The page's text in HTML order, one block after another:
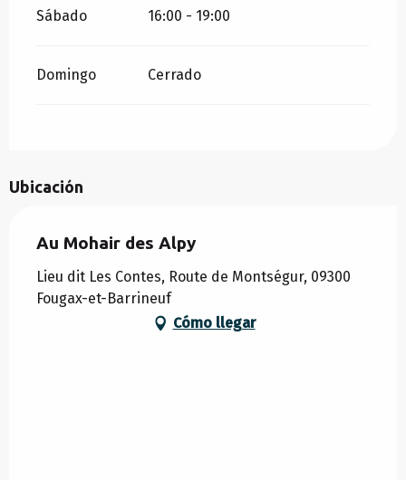
Sábado 16:00 - 19:00
Domingo Cerrado
Ubicación
Au Mohair des Alpy
Lieu dit Les Contes, Route de Montségur, 09300
Fougax-et-Barrineuf
Cómo llegar